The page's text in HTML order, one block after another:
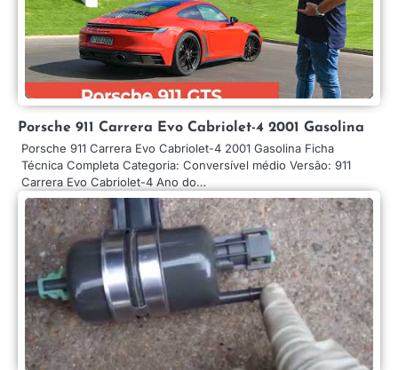
Porsche 911 Carrera Evo Cabriolet-4 2001 Gasolina
Porsche 911 Carrera Evo Cabriolet-4 2001 Gasolina Ficha
Técnica Completa Categoria: Conversível médio Versão: 911
Carrera Evo Cabriolet-4 Ano do…